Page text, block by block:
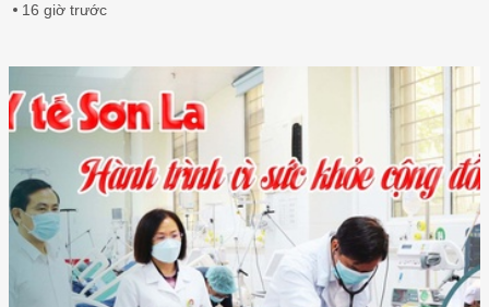
16 giờ trước